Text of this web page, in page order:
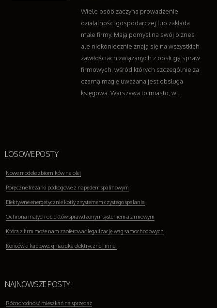
Wiele osób zaczyna prowadzenie
działalności gospodarczej lub zakłada
małe firmy. Mają pomysł na swój biznes
ale niekoniecznie znają się na wszystkich
zawiłościach związanych z obsługą spraw
firmowych, wśród których szczególnie za
czarną magię uważana jest obsługa
księgowa. Warszawa to miasto, w ...
LOSOWE POSTY
Nowe modele zbiorników na olej
Poręczne frezarki podłogowe z napędem spalinowym
Efektywne energetycznie kotły z systemem czystego spalania
Ochrona małych obiektów sprawdzonym systemem alarmowym
Która z firm może nam zaoferować legalizację wag samochodowych
Końcówki kablowe, gniazdka elektryczne i inne.
NAJNOWSZE POSTY:
Różnorodność mieszkań na sprzedaż